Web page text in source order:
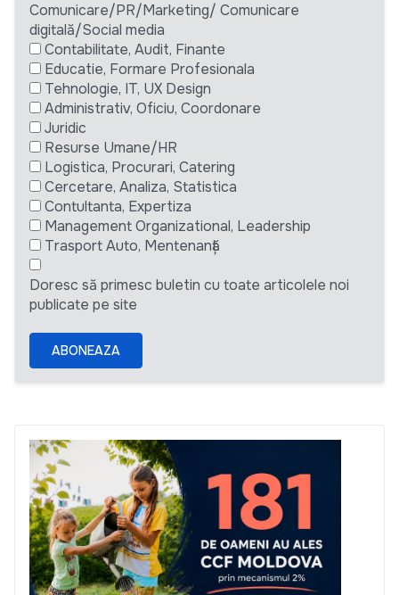
Comunicare/PR/Marketing/ Comunicare
digitală/Social media
Contabilitate, Audit, Finante
Educatie, Formare Profesionala
Tehnologie, IT, UX Design
Administrativ, Oficiu, Coordonare
Juridic
Resurse Umane/HR
Logistica, Procurari, Catering
Cercetare, Analiza, Statistica
Contultanta, Expertiza
Management Organizational, Leadership
Trasport Auto, Mentenanță
Doresc să primesc buletin cu toate articolele noi
publicate pe site
ABONEAZA